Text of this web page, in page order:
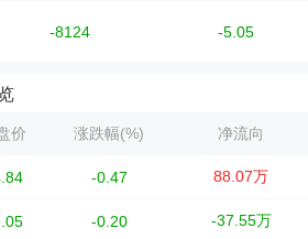
-8124 -5.05
价 涨跌幅(%) 净流向
-0.47 88.07万
-0.20 -37.55万